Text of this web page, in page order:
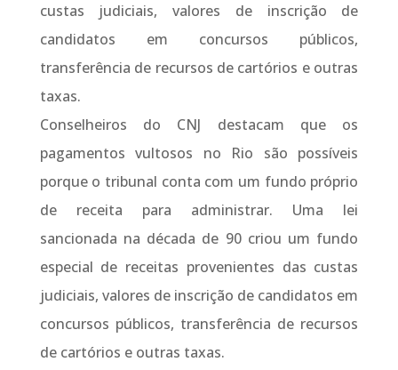
custas judiciais, valores de inscrição de
candidatos em concursos públicos,
transferência de recursos de cartórios e outras
taxas.
Conselheiros do CNJ destacam que os
pagamentos vultosos no Rio são possíveis
porque o tribunal conta com um fundo próprio
de receita para administrar. Uma lei
sancionada na década de 90 criou um fundo
especial de receitas provenientes das custas
judiciais, valores de inscrição de candidatos em
concursos públicos, transferência de recursos
de cartórios e outras taxas.